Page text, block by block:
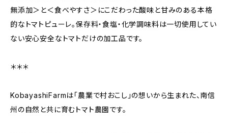
無添加＞と＜食べやすさ＞にこだわった酸味と甘みのある本格
的なトマトピューレ。保存料・食塩・化学調味料は一切使用してい
ない安心安全なトマトだけの加工品です。
＊＊＊
KobayashiFarmは「農業で村おこし」の想いから生まれた、南信
州の自然と共に育むトマト農園です。